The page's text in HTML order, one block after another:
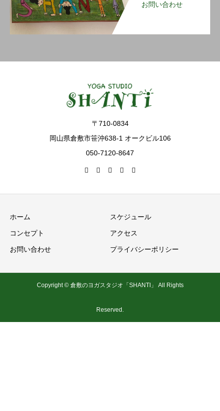
お問い合わせ
〒710-0834
岡山県倉敷市笹沖638-1 オークビル106
050-7120-8647
ホーム スケジュール
コンセプト アクセス
お問い合わせ プライバシーポリシー
Copyright © 倉敷のヨガスタジオ「SHANTI」 All Rights
Reserved.